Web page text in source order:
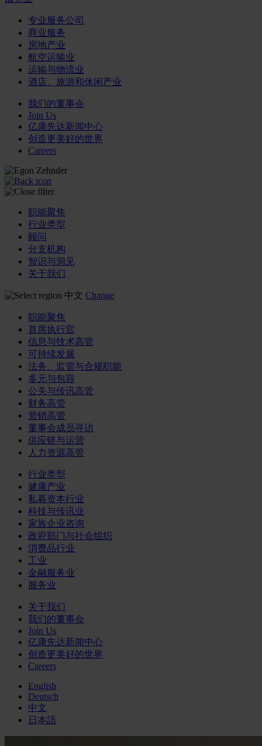
专业服务公司
商业服务
房地产业
航空运输业
运输与物流业
酒店、旅游和休闲产业
我们的董事会
Join Us
亿康先达新闻中心
创造更美好的世界
Careers
职能聚焦
行业类型
顾问
分支机构
智识与洞见
关于我们
中文 Change
职能聚焦
首席执行官
信息与技术高管
可持续发展
法务、监管与合规职能
多元与包容
公关与传讯高管
财务高管
营销高管
董事会成员寻访
供应链与运营
人力资源高管
行业类型
健康产业
私募资本行业
科技与传讯业
家族企业咨询
政府部门与社会组织
消费品行业
工业
金融服务业
服务业
关于我们
我们的董事会
Join Us
亿康先达新闻中心
创造更美好的世界
Careers
English
Deutsch
中文
日本語